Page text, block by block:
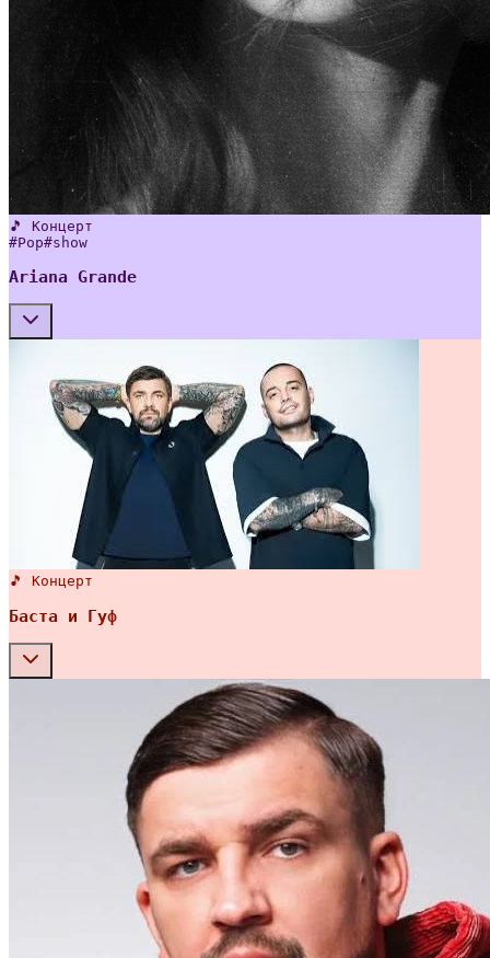
🎵 Концерт
#Pop#show
Ariana Grande
🎵 Концерт
Баста и Гуф